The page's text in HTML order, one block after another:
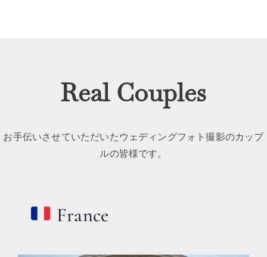
Real Couples
お手伝いさせていただいたウェディングフォト撮影のカップ
ルの皆様です。
France